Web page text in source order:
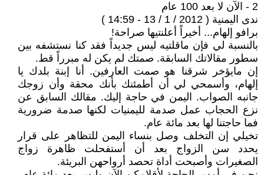
2 - الآن لا بعد 100 عام
ندى اليمنية ( 2012 / 1 / 13 - 14:59 )
برافو إلهام... أخيراً أعلنتيها صراحة!
بالنسبة لي فإن ماقلتيه ليس جديداً فقد كنا نستشفه بين
سطور مقالاتك السابقة. صمتك لم يكن له مبرراً قط.
إن مايؤخر شرقنا هو صمت العارفين. أنا إبنة بلدك يا
إلهام، وأسمحي لي أن أطمئنك بأنك محقة وأن زوجك
جانبه الصواب. اليمن في حاجة إليك. مقالك السابق عن
نزع الحجاب عمل صدمة لليمنيات لكنها صدمة ضرورية
فما حاجتنا لها بعد مائة عام.
تخيلي إن التخلف وصل بنساء اليمن للتظاهر على قرار
يحدد سن الزواج بعد أن أستفحلت ظاهرة زواج
الصغيرات وأصبحت أداة تحصد أرواحهن البريئة.